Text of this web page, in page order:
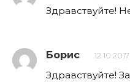
Здравствуйте!
Борис
Здравствуйте!